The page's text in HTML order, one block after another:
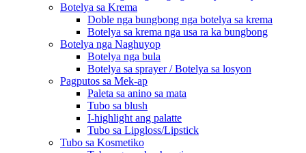
Botelya sa Krema
Doble nga bungbong nga botelya sa krema
Botelya sa krema nga usa ra ka bungbong
Botelya nga Naghuyop
Botelya nga bula
Botelya sa sprayer / Botelya sa losyon
Pagputos sa Mek-ap
Paleta sa anino sa mata
Tubo sa blush
I-highlight ang palatte
Tubo sa Lipgloss/Lipstick
Tubo sa Kosmetiko